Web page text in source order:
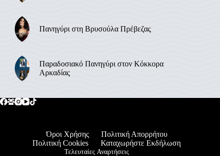
Πανηγύρι στη Βρυσούλα Πρέβεζας
Παραδοσιακό Πανηγύρι στον Κόκκορα
Αρκαδίας
Όροι Χρήσης
Πολιτική Απορρήτου
Πολιτική Cookies
Καταχωρήστε Εκδήλωση
Τελευταίες Αναρτήσεις